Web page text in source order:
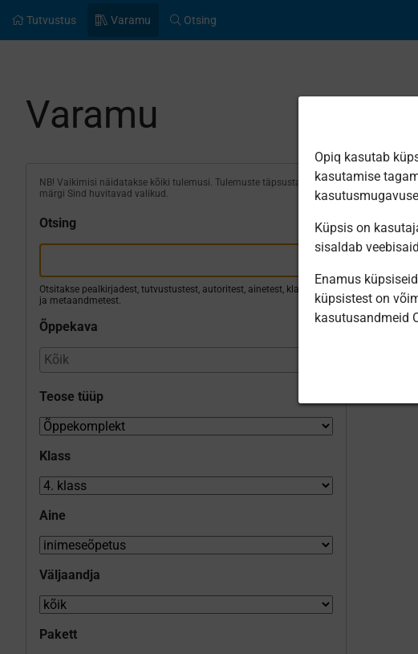
Tutvustus Varamu Otsing
Varamu
NB! Vaikimisi näidatakse kõiki tulemusi. Tulemuste täpsustamiseks
märgi Sind huvitavad valikud.
Otsing
Otsitakse pealkirjadest, tutvustustest, autoritest, ainetest, klassidest
ja metaandmetest.
Õppekava
Teose tüüp
Klass
Aine
Väljaandja
Pakett
Leiti 1
Inimene ja
ühiskond.
Opiq kasutab
kasutamise
Küpsis on
sisaldab
Enamus
küpsistest on
kasutusandmeid